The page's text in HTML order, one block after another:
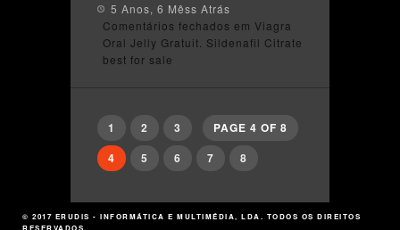
5 Anos, 6 Mêss Atrás
Comentários fechados em Viagra
Oral Jelly Gratuit. Sildenafil Citrate
best for sale
PAGE 4 OF 8
1 2
3
4
5 6 7 8
© 2017 ERUDIS - INFORMÁTICA E MULTIMÉDIA, LDA. TODOS OS DIREITOS
RESERVADOS.